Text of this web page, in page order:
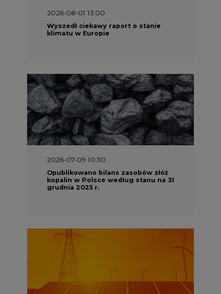
2026-08-01 13:00
Wyszedł ciekawy raport o stanie
klimatu w Europie
2026-07-09 10:30
Opublikowano bilans zasobów złóż
kopalin w Polsce według stanu na 31
grudnia 2025 r.